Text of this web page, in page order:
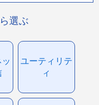
選ぶ
ユーティリテ
ィ